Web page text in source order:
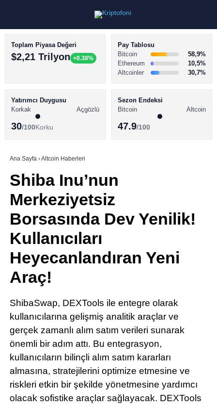
LinkedIn
BİTCOİN HABERLERİ
ALTCOİN HABERLERİ
SÖZLÜK
Toplam Piyasa Değeri
$2,21 Trilyon +0.38%
Pay Tablosu
Bitcoin
58,9%
Ethereum
10,5%
Altcoinler
30,7%
Yatırımcı Duygusu
Korkak
Açgözlü
30/100Korku
Sezon Endeksi
Bitcoin
Altcoin
47.9/100
Ana Sayfa ›Altcoin Haberleri
Shiba Inu’nun
Merkeziyetsiz
Borsasında Dev Yenilik!
Kullanıcıları
Heyecanlandıran Yeni
Araç!
ShibaSwap, DEXTools ile entegre olarak
kullanıcılarına gelişmiş analitik araçlar ve
gerçek zamanlı alım satım verileri sunarak
önemli bir adım attı. Bu entegrasyon,
kullanıcıların bilinçli alım satım kararları
almasına, stratejilerini optimize etmesine ve
riskleri etkin bir şekilde yönetmesine yardımcı
olacak sofistike araçlar sağlayacak. DEXTools